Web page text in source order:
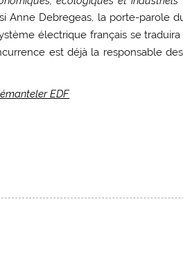
Anne Debregeas, la porte-parole
électrique français se
est déjà la responsable
EDF